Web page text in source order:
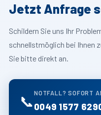
Jetzt Anfrage
Schildern Sie uns Ihr
schnellstmöglich bei Ihnen
Sie bitte direkt an.
📞 NOTFALL? SOFORT
0049 1577